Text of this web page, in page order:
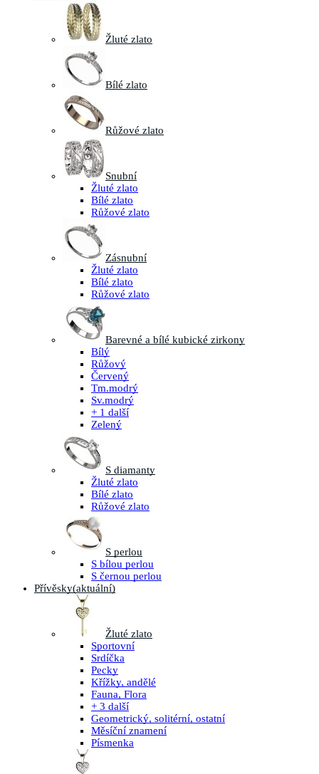
Žluté zlato
Bílé zlato
Růžové zlato
Snubní
Žluté zlato
Bílé zlato
Růžové zlato
Zásnubní
Žluté zlato
Bílé zlato
Růžové zlato
Barevné a bílé kubické zirkony
Bílý
Růžový
Červený
Tm.modrý
Sv.modrý
+ 1 další
Zelený
S diamanty
Žluté zlato
Bílé zlato
Růžové zlato
S perlou
S bílou perlou
S černou perlou
Přívěsky(aktuální)
Žluté zlato
Sportovní
Srdíčka
Pecky
Křížky, andělé
Fauna, Flora
+ 3 další
Geometrický, solitérní, ostatní
Měsíční znamení
Písmenka